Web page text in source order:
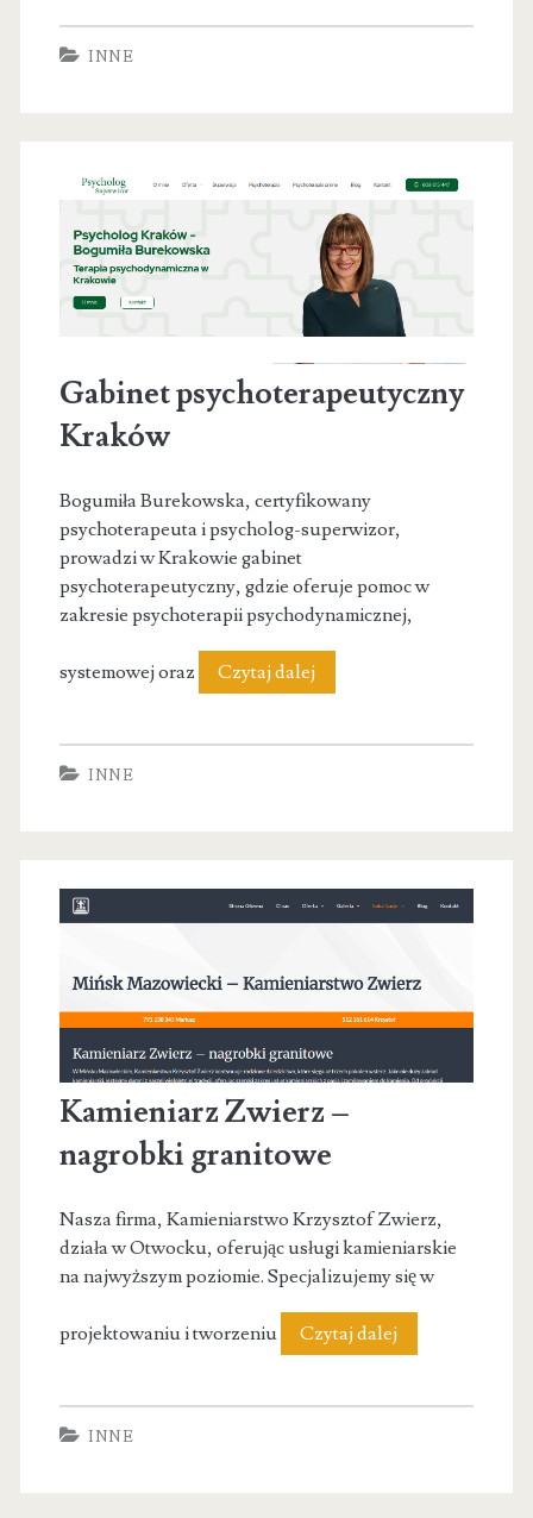
INNE
Gabinet psychoterapeutyczny
Kraków
Bogumiła Burekowska, certyfikowany
psychoterapeuta i psycholog-superwizor,
prowadzi w Krakowie gabinet
psychoterapeutyczny, gdzie oferuje pomoc w
zakresie psychoterapii psychodynamicznej,
systemowej oraz Czytaj dalejGabinet
INNE
Kamieniarz Zwierz –
nagrobki granitowe
Nasza firma, Kamieniarstwo Krzysztof Zwierz,
działa w Otwocku, oferując usługi kamieniarskie
na najwyższym poziomie. Specjalizujemy się w
projektowaniu i tworzeniu Czytaj dalejKamieniarz
INNE